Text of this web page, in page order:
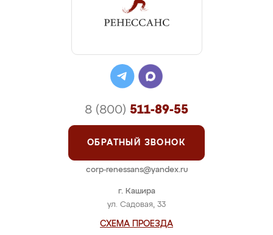
г. Кашира
ул. Садовая, 33
СХЕМА ПРОЕЗДА
8 (800) 511-89-55
ОБРАТНЫЙ ЗВОНОК
corp-renessans@yandex.ru